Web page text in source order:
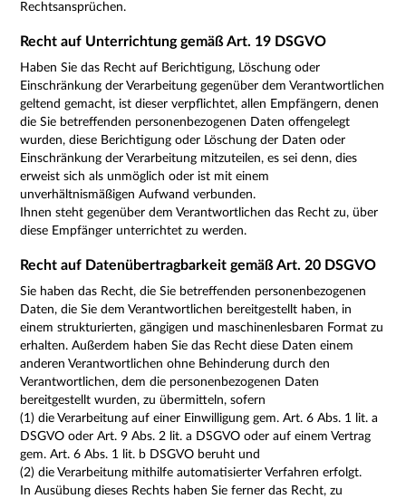
Rechtsansprüchen.
Recht auf Unterrichtung gemäß Art. 19 DSGVO
Haben Sie das Recht auf Berichtigung, Löschung oder
Einschränkung der Verarbeitung gegenüber dem Verantwortlichen
geltend gemacht, ist dieser verpflichtet, allen Empfängern, denen
die Sie betreffenden personenbezogenen Daten offengelegt
wurden, diese Berichtigung oder Löschung der Daten oder
Einschränkung der Verarbeitung mitzuteilen, es sei denn, dies
erweist sich als unmöglich oder ist mit einem
unverhältnismäßigen Aufwand verbunden.
Ihnen steht gegenüber dem Verantwortlichen das Recht zu, über
diese Empfänger unterrichtet zu werden.
Recht auf Datenübertragbarkeit gemäß Art. 20 DSGVO
Sie haben das Recht, die Sie betreffenden personenbezogenen
Daten, die Sie dem Verantwortlichen bereitgestellt haben, in
einem strukturierten, gängigen und maschinenlesbaren Format zu
erhalten. Außerdem haben Sie das Recht diese Daten einem
anderen Verantwortlichen ohne Behinderung durch den
Verantwortlichen, dem die personenbezogenen Daten
bereitgestellt wurden, zu übermitteln, sofern
(1) die Verarbeitung auf einer Einwilligung gem. Art. 6 Abs. 1 lit. a
DSGVO oder Art. 9 Abs. 2 lit. a DSGVO oder auf einem Vertrag
gem. Art. 6 Abs. 1 lit. b DSGVO beruht und
(2) die Verarbeitung mithilfe automatisierter Verfahren erfolgt.
In Ausübung dieses Rechts haben Sie ferner das Recht, zu